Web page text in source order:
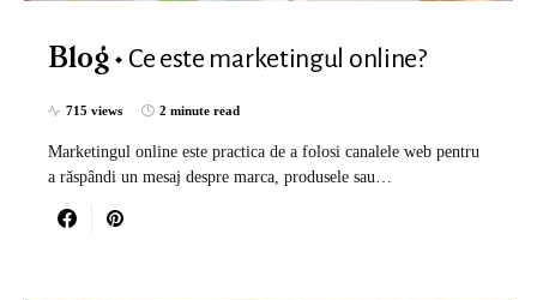
Blog Ce este marketingul online?
715 views 2 minute read
Marketingul online este practica de a folosi canalele web pentru
a răspândi un mesaj despre marca, produsele sau…